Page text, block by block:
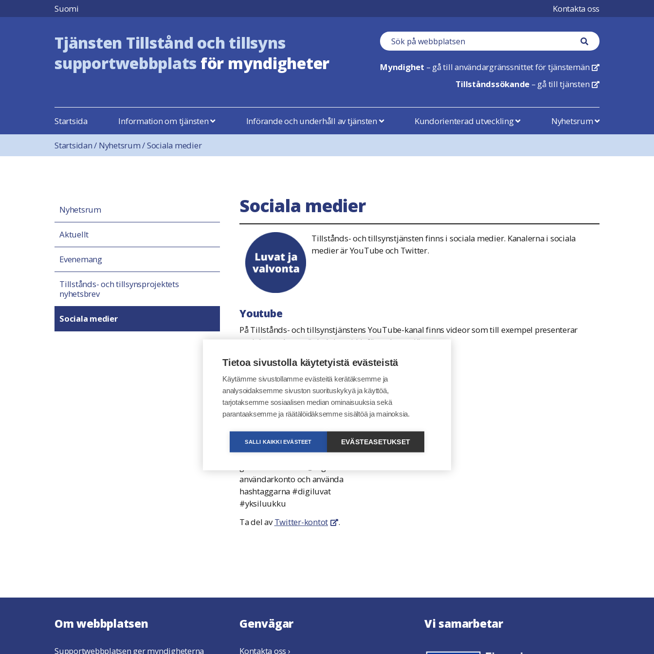
Hoppa till innehåll
Suomi Kontakta oss
Tjänsten Tillstånd och tillsyns
supportwebbplats för myndigheter
Sökfält
Sökknapp
Myndighet – gå till användargränssnittet för tjänstemän Öppnas i en ny flik
Tillståndssökande – gå till tjänsten Öppnas i en ny flik
Startsida Information om tjänsten Införande och underhåll av tjänsten Kundorienterad utveckling Nyhetsrum
Startsidan/ Nyhetsrum/Sociala medier
Nyhetsrum
Aktuellt
Evenemang
Tillstånds- och tillsynsprojektets
nyhetsbrev
Sociala medier
Sociala medier
Tillstånds- och tillsynstjänsten finns i sociala medier. Kanalerna i sociala
medier är YouTube och Twitter.
Youtube
På Tillstånds- och tillsynstjänstens YouTube-kanal finns videor som till exempel presenterar
projektet och ger vägledning vid införandet av tjänsten.
Tutustu Luvat ja Valvonta -kanavaanYouTubessa
Twitter
Aktuella nyheter om Tillstånds-
och tillsynsprojektet och -
tjänsten publiceras på Twitter.
Du kan delta i diskussionen
användarkonto och använda
hashtaggarna #digiluvat
#yksiluukku
Ta del avTwitter-kontot Öppnas i en ny flik
.
Tweets by digiluvat
Om webbplatsen
Supportwebbplatsen ger myndigheterna
Genvägar
Kontakta oss ›
Vi samarbetar
Tietoa sivustolla käytetyistä evästeistä
Käytämme sivustollamme evästeitä kerätäksemme ja
analysoidaksemme sivuston suorituskykyä ja käyttöä,
tarjotaksemme sosiaalisen median ominaisuuksia sekä
parantaaksemme ja räätälöidäksemme sisältöä ja mainoksia.
SALLI KAIKKI EVÄSTEET EVÄSTEASETUKSET